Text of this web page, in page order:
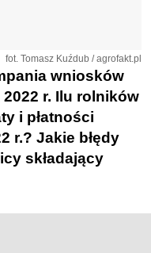
fot. Tomasz Kuźdub / agrofakt.pl
wniosków
r. Ilu rolników
i płatności
r.? Jakie błędy
składający